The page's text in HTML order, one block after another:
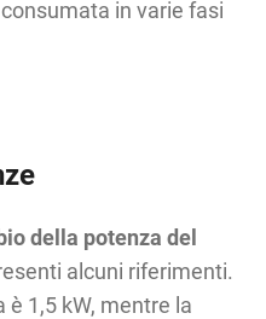
in varie fasi
della potenza del
alcuni riferimenti.
1,5 kW, mentre la